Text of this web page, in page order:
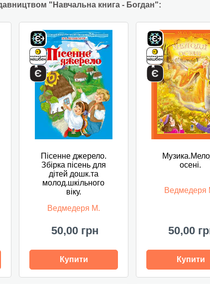
"Навчальна книга - Богдан":
Пісенне джерело.
Збірка пісень для
дітей дошк.та
молод.шкільного
віку.
Ведмедеря М.
50,00 грн
Купити
осені.
Ведмедеря
50,00
Купити